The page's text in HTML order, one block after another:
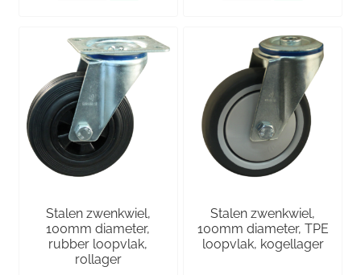
Stalen zwenkwiel,
100mm diameter,
rubber loopvlak,
rollager
Stalen zwenkwiel,
100mm diameter, TPE
loopvlak, kogellager